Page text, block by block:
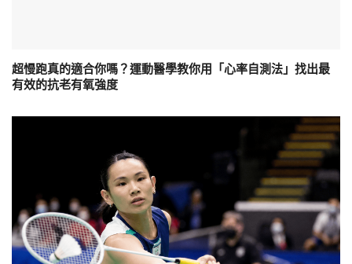
超慢跑真的適合你嗎？運動醫學教你用「心率自測法」找出最
有效的抗老有氧強度